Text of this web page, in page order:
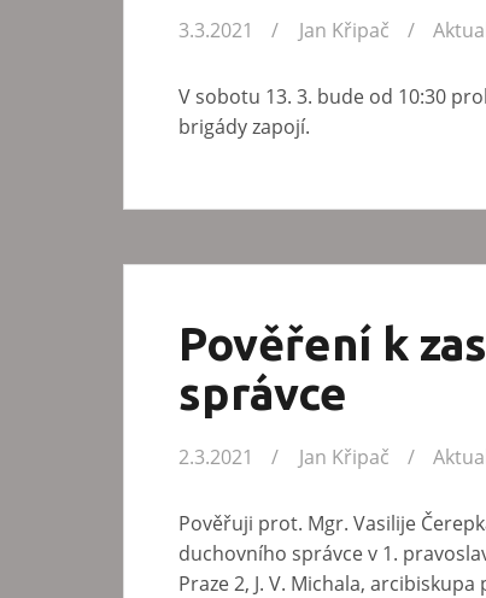
3.3.2021 Jan Křipač
V sobotu 13. 3. bude od 10:30
brigády zapojí.
Pověření k
správce
2.3.2021 Jan Křipač
Pověřuji prot. Mgr. Vasilije
duchovního správce v 1.
Praze 2, J. V. Michala,